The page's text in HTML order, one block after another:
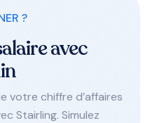
?
avec
votre chiffre d’affaires
Stairling. Simulez